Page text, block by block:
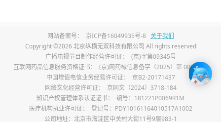
严重且伴随全身不适，主要表现为咽喉剧烈
肿痛、吞咽困难、声音嘶哑，同时会出现发
热、浑身乏力、肌肉酸痛等全身症状，部分
患者会出现咽喉化脓。慢性咽喉炎仅存在局
部轻微不适，无发热等全身症状，以咽喉干
网站备案号： 京ICP备16049935号-8 关于我们
Copyright ©2026 北京纵横无双科技有限公司 All rights reserved
广播电视节目制作经营许可证：
(京)字第09345号
互联网药品信息服务资格证书：
(京)网药械信息备字（2025）第 00017 号
中国增值电信业务经营许可证：
京B2-20171437
网络文化经营许可证：
京网文（2024）3718-184
知识产权管理体系认证证书：
编号：181221P0069R1M
医疗机构执业许可证：
登记号：PDY10161164010517A1002
公司地址：北京市海淀区中关村大街11号9层983-1